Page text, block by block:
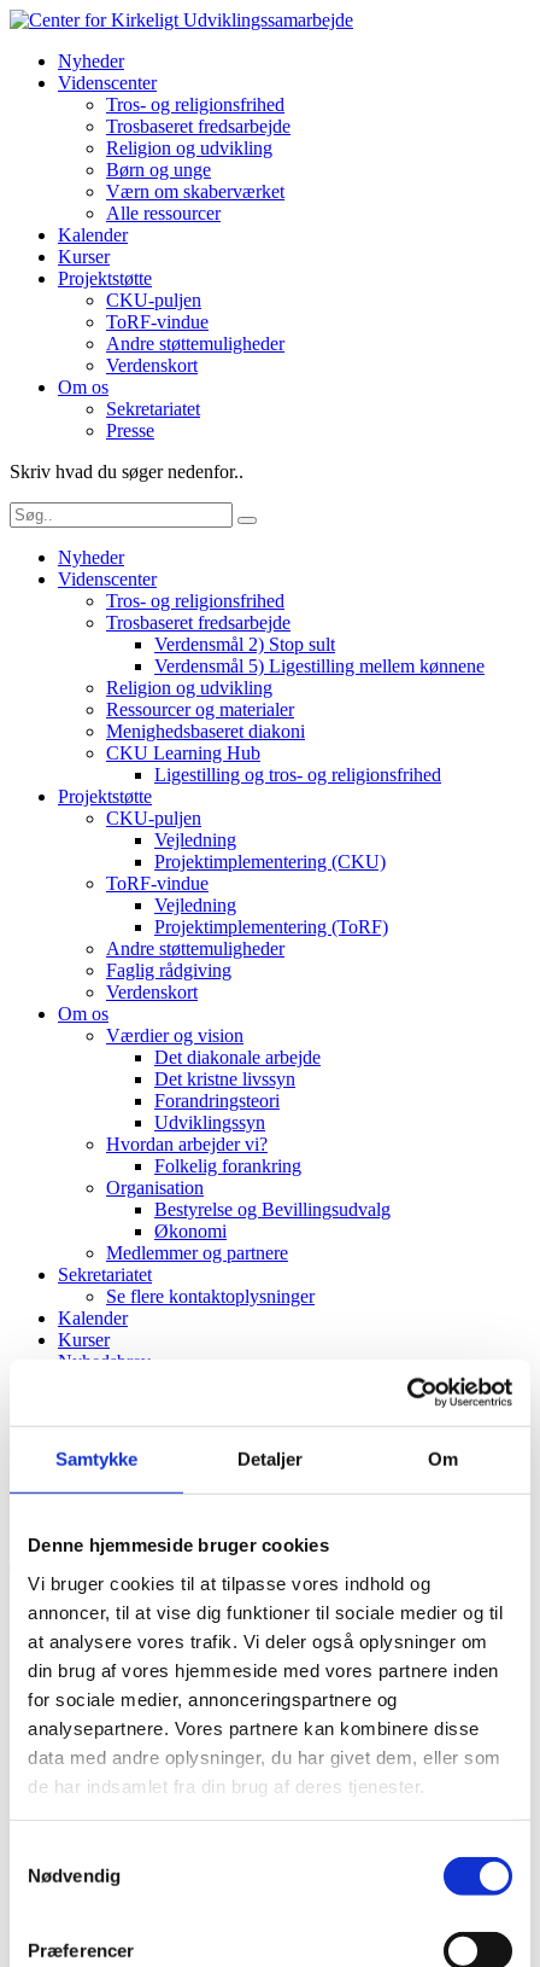
Samtykke Detaljer Om
Denne hjemmeside bruger cookies
Vi bruger cookies til at tilpasse vores indhold og
annoncer, til at vise dig funktioner til sociale medier og til
at analysere vores trafik. Vi deler også oplysninger om
din brug af vores hjemmeside med vores partnere inden
for sociale medier, annonceringspartnere og
analysepartnere. Vores partnere kan kombinere disse
data med andre oplysninger, du har givet dem, eller som
de har indsamlet fra din brug af deres tjenester.
Nødvendig
Præferencer
Nyheder
Videnscenter
Tros- og religionsfrihed
Trosbaseret fredsarbejde
Religion og udvikling
Børn og unge
Værn om skaberværket
Alle ressourcer
Kalender
Kurser
Projektstøtte
CKU-puljen
ToRF-vindue
Andre støttemuligheder
Verdenskort
Om os
Sekretariatet
Presse
Skriv hvad du søger nedenfor..
Nyheder
Videnscenter
Tros- og religionsfrihed
Trosbaseret fredsarbejde
Verdensmål 2) Stop sult
Verdensmål 5) Ligestilling mellem kønnene
Religion og udvikling
Ressourcer og materialer
Menighedsbaseret diakoni
CKU Learning Hub
Ligestilling og tros- og religionsfrihed
Projektstøtte
CKU-puljen
Vejledning
Projektimplementering (CKU)
ToRF-vindue
Vejledning
Projektimplementering (ToRF)
Andre støttemuligheder
Faglig rådgiving
Verdenskort
Om os
Værdier og vision
Det diakonale arbejde
Det kristne livssyn
Forandringsteori
Udviklingssyn
Hvordan arbejder vi?
Folkelig forankring
Organisation
Bestyrelse og Bevillingsudvalg
Økonomi
Medlemmer og partnere
Sekretariatet
Se flere kontaktoplysninger
Kalender
Kurser
Nyhedsbrev
SEMINAR OM KRÆNKELSE
OG MAGTFORHOLD